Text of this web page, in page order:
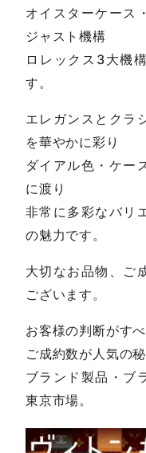
オイスターケース
ジャスト機構
ロレックス3大機
す。
エレガンスとクラ
を華やかに彩り
ダイアル色・ケー
に渡り
非常に多彩なバリ
の魅力です。
大切なお品物、ご
ございます。
お客様の判断がす
ご成約数が人気の秘
ブランド製品・ブ
東京市場。